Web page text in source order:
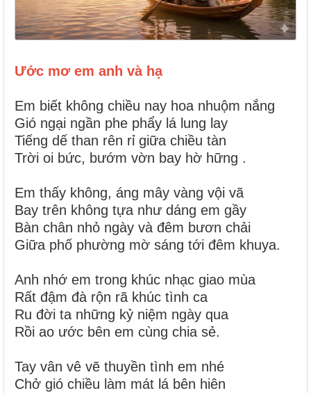
Ước mơ em anh và hạ
Em biết không chiều nay hoa nhuộm nắng
Gió ngại ngần phe phẩy lá lung lay
Tiếng dế than rên rỉ giữa chiều tàn
Trời oi bức, bướm vờn bay hờ hững .
Em thấy không, áng mây vàng vội vã
Bay trên không tựa như dáng em gầy
Bàn chân nhỏ ngày và đêm bươn chải
Giữa phố phường mờ sáng tới đêm khuya.
Anh nhớ em trong khúc nhạc giao mùa
Rất đậm đà rộn rã khúc tình ca
Ru đời ta những kỷ niệm ngày qua
Rồi ao ước bên em cùng chia sẻ.
Tay vân vê vẽ thuyền tình em nhé
Chở gió chiều làm mát lá bên hiên